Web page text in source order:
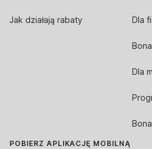
Jak działają rabaty Dla
Dla
POBIERZ APLIKACJĘ MOBILNĄ